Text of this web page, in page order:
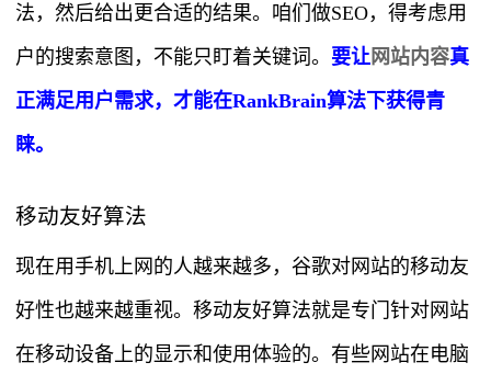
法，然后给出更合适的结果。咱们做SEO，得考虑用
户的搜索意图，不能只盯着关键词。 要让 网站内容真
正满足用户需求，才能在RankBrain算法下获得青
睐。
移动友好算法
现在用手机上网的人越来越多，谷歌对网站的移动友
好性也越来越重视。移动友好算法就是专门针对网站
在移动设备上的显示和使用体验的。有些网站在电脑